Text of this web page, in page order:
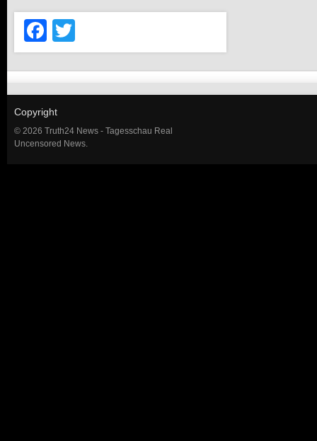
Facebook
Copyright
© 2026 Truth24 News - Tagesschau Real
Uncensored News.